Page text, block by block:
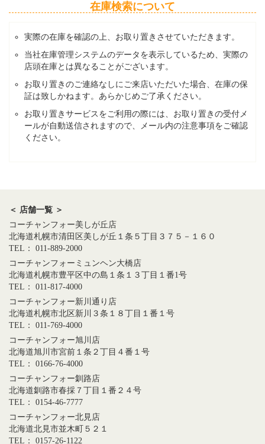
在庫検索について
実際の在庫を確認の上、お取り置きさせていただきます。
当社在庫管理システムのデータを表示しているため、実際の
店頭在庫とは異なることがございます。
お取り置きのご連絡なしにご来店いただいた場合、在庫の保
証は致しかねます。あらかじめご了承ください。
お取り置きサービスをご利用の際には、お取り置きの受付メ
ールが自動送信されますので、メール内の注意事項をご確認
ください。
＜ 店舗一覧 ＞
コーチャンフォー美しが丘店
北海道札幌市清田区美しが丘１条５丁目３７５－１６０
TEL： 011-889-2000
コーチャンフォーミュンヘン大橋店
北海道札幌市豊平区中の島１条１３丁目１番1号
TEL： 011-817-4000
コーチャンフォー新川通り店
北海道札幌市北区新川３条１８丁目１番１号
TEL： 011-769-4000
コーチャンフォー旭川店
北海道旭川市宮前１条２丁目４番１号
TEL： 0166-76-4000
コーチャンフォー釧路店
北海道釧路市春採７丁目１番２４号
TEL： 0154-46-7777
コーチャンフォー北見店
北海道北見市並木町５２１
TEL： 0157-26-1122